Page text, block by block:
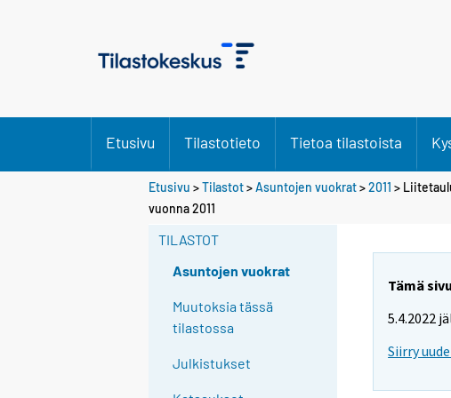
Etusivu Tilastotieto Tietoa tilastoista
Etusivu >Tilastot>Asuntojen vuokrat>2011 >
vuonna 2011
TILASTOT
Asuntojen vuokrat
Muutoksia tässä
tilastossa
Julkistukset
Tämä
5.4.2022
Siirry